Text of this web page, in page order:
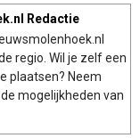
Redactie
regio. Wil je zelf een
plaatsen? Neem
mogelijkheden van